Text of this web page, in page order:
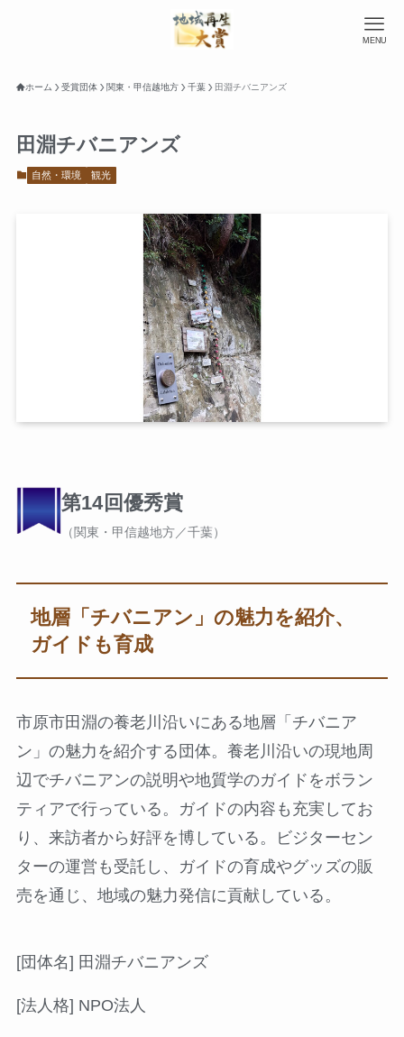
MENU
ホーム 受賞団体 関東・甲信越地方 千葉 田淵チバニアンズ
田淵チバニアンズ
自然・環境 観光
第14回優秀賞
（関東・甲信越地方／千葉）
地層「チバニアン」の魅力を紹介、
ガイドも育成
市原市田淵の養老川沿いにある地層「チバニア
ン」の魅力を紹介する団体。養老川沿いの現地周
辺でチバニアンの説明や地質学のガイドをボラン
ティアで行っている。ガイドの内容も充実してお
り、来訪者から好評を博している。ビジターセン
ターの運営も受託し、ガイドの育成やグッズの販
売を通じ、地域の魅力発信に貢献している。
[団体名] 田淵チバニアンズ
[法人格] NPO法人